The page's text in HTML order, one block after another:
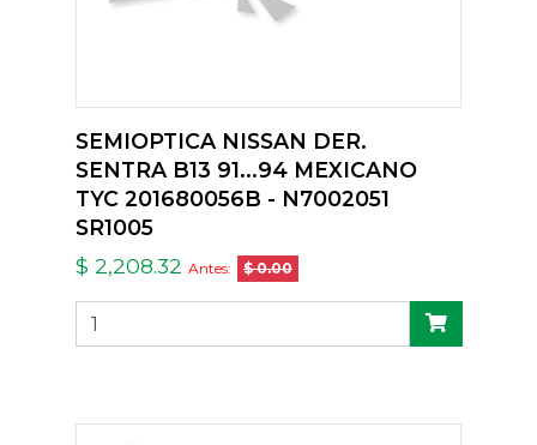
SEMIOPTICA NISSAN DER.
SENTRA B13 91...94 MEXICANO
TYC 201680056B - N7002051
SR1005
$ 2,208.32 Antes: $ 0.00